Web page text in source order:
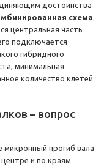
достоинства
схема.
центральная часть
подключается
гибридного
минимальная
количество клетей
– вопрос
микронный прогиб вала
и по краям